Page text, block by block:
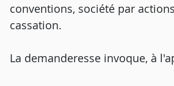
conventions, société par
cassation.
La demanderesse invoque, à